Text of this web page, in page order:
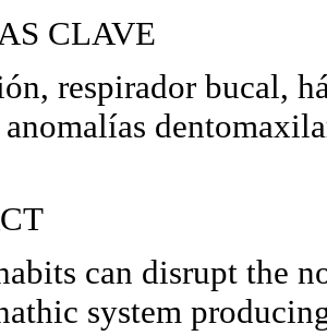
CLAVE
respirador bucal,
can disrupt the
system